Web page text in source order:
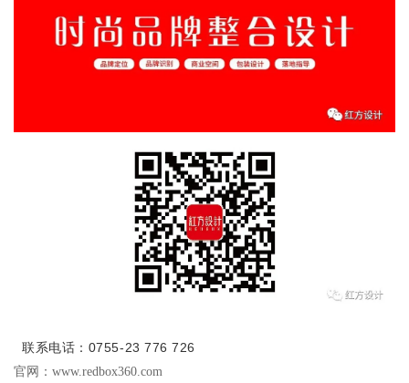
联系电话： 0755-23 776 726
官网：www.redbox360.com